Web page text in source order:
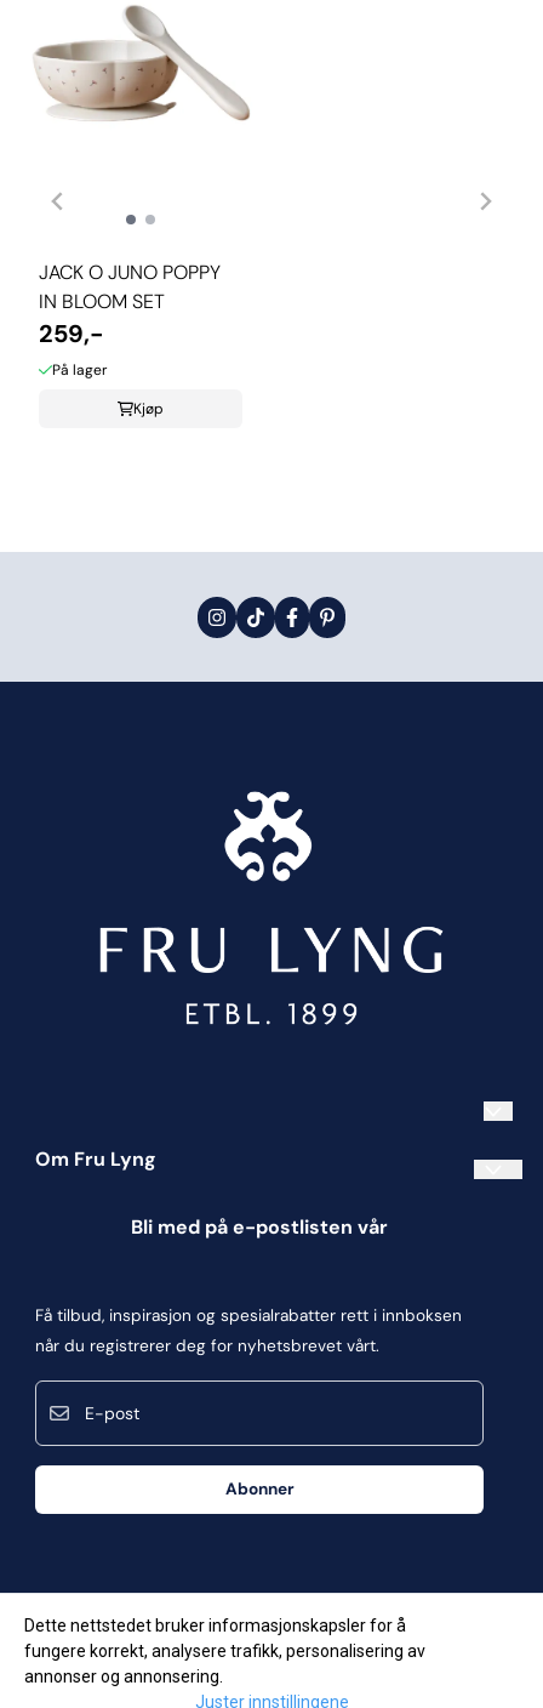
JACK O JUNO POPPY
IN BLOOM SET
259,-
På lager
Kjøp
Om Fru Lyng
Informasjonskapsler
Kontakt oss
Kjøpsbetingelser
Frakt og retur
Våre butikker
Bli med på e-postlisten vår
Få tilbud, inspirasjon og spesialrabatter rett i innboksen
når du registrerer deg for nyhetsbrevet vårt.
Abonner
Dette nettstedet bruker informasjonskapsler for å
fungere korrekt, analysere trafikk, personalisering av
annonser og annonsering.
Juster innstillingene